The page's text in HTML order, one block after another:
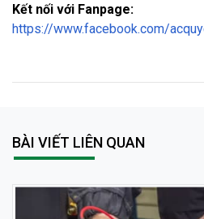
Kết nối với Fanpage:
https://www.facebook.com/
BÀI VIẾT LIÊN QUAN